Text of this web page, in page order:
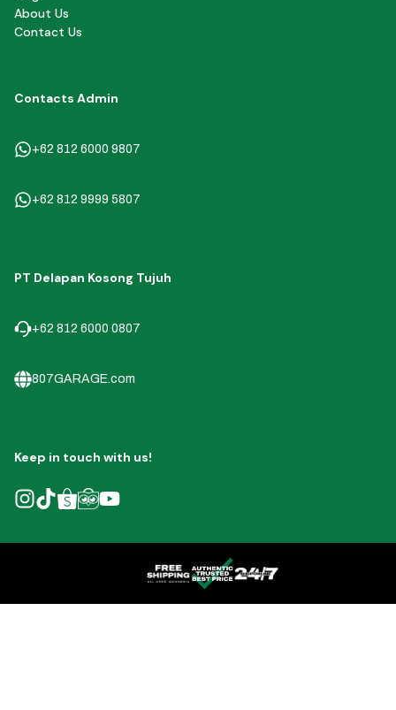
About Us
Contact Us
Contacts Admin
+62 812 6000 9807
+62 812 9999 5807
PT Delapan Kosong Tujuh
+62 812 6000 0807
807GARAGE.com
Keep in touch with us!